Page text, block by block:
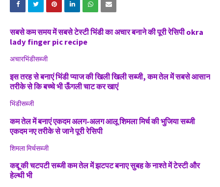
सबसे कम समय में सबसे टेस्टी भिंडी का अचार बनाने की पूरी रेसिपी okra
lady finger pic recipe
अचारभिंडीसब्जी
इस तरह से बनाएं भिंडी प्याज की खिली खिली सब्जी, कम तेल में सबसे आसान
तरीके से कि बच्चे भी ऊँगली चाट कर खाएं
भिंडीसब्जी
कम तेल में बनाएं एकदम अलग-अलग आलू शिमला मिर्च की भुजिया सब्जी
एकदम नए तरीके से जाने पूरी रेसिपी
शिमला मिर्चसब्जी
कद्दू की चटपटी सब्जी कम तेल में झटपट बनाए सुबह के नाश्ते में टेस्टी और
हेल्थी भी